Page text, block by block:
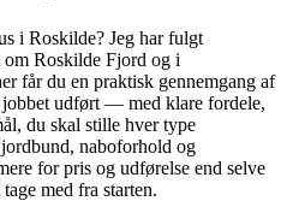
i Roskilde? Jeg har fulgt
Roskilde Fjord og i
får du en praktisk gennemgang af
jobbet udført — med klare fordele,
du skal stille hver type
naboforhold og
for pris og udførelse end selve
med fra starten.